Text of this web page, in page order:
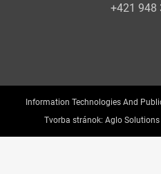
+421 948
Information Technologies And
Tvorba stránok: Aglo Solutions